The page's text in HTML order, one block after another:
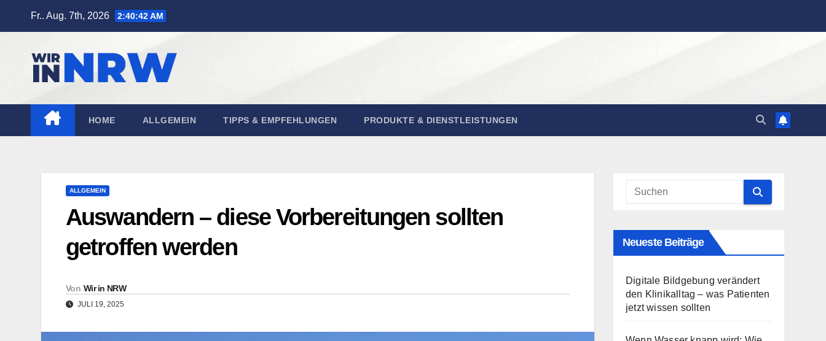
Fr.. Aug. 7th, 2026 2:40:44 AM
HOME ALLGEMEIN TIPPS & EMPFEHLUNGEN PRODUKTE & DIENSTLEISTUNGEN
ALLGEMEIN
Auswandern – diese Vorbereitungen sollten
getroffen werden
Von Wir in NRW
JULI 19, 2025
Neueste Beiträge
Digitale Bildgebung verändert
den Klinikalltag – was Patienten
jetzt wissen sollten